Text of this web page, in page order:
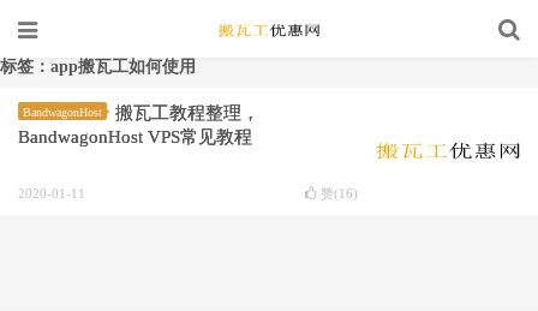
标签：app搬瓦工如何使用
BandwagonHost
搬瓦工教程整理，
BandwagonHost VPS常见教程
2020-01-11 赞(16)